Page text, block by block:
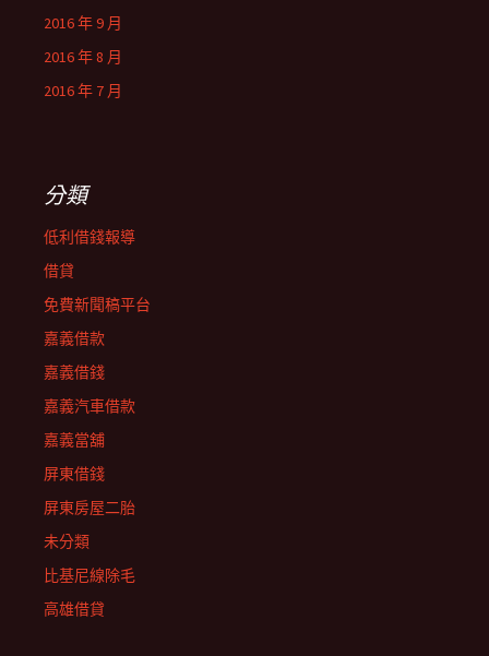
2016 年 9 月
2016 年 8 月
2016 年 7 月
分類
低利借錢報導
借貸
免費新聞稿平台
嘉義借款
嘉義借錢
嘉義汽車借款
嘉義當舖
屏東借錢
屏東房屋二胎
未分類
比基尼線除毛
高雄借貸